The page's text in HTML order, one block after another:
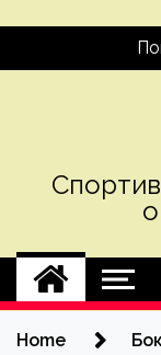
Home